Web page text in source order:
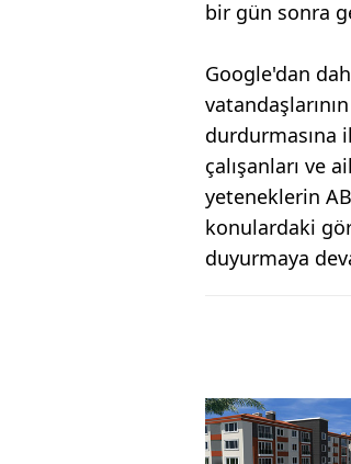
bir gün sonra
Google'dan
durdurmasına
çalışanları ve
yeteneklerin
konulardaki
duyurmaya